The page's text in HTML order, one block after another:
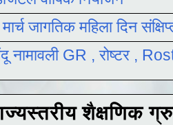
जागतिक महिला दिन
नामावली GR , रोष्टर ,
शैक्षणिक